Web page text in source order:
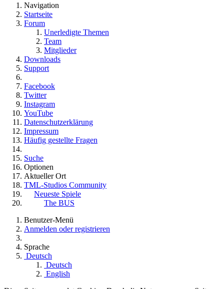
Navigation
Startseite
Forum
Unerledigte Themen
Team
Mitglieder
Downloads
Support
Facebook
Twitter
Instagram
YouTube
Datenschutzerklärung
Impressum
Häufig gestellte Fragen
Suche
Optionen
Aktueller Ort
TML-Studios Community
Neueste Spiele
The BUS
Benutzer-Menü
Anmelden oder registrieren
Sprache
Deutsch
Deutsch
English